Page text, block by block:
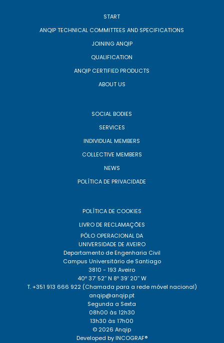
START
ANQIP TECHNICAL COMMITTEES AND SPECIFICATIONS
JOINING ANQIP
QUALIFICATION
ANQIP CERTIFIED PRODUCTS
ABOUT US
SOCIAL BODIES
SERVICES
INDIVIDUAL MEMBERS
COLLECTIVE MEMBERS
NEWS
POLÍTICA DE PRIVACIDADE
POLÍTICA DE COOKIES
LIVRO DE RECLAMAÇÕES
PÓLO OPERACIONAL DA
UNIVERSIDADE DE AVEIRO
Departamento de Engenharia Civil
Campus Universitário de Santiago
3810 - 193 Aveiro
40º 37’ 52’’ N 8º 39’ 20’’ W
T. +351 913 666 922 (Chamada para a rede móvel nacional)
anqip@anqip.pt
Segunda a Sexta
08h00 às 12h30
13h30 às 17h00
© 2026 Anqip
Developed byINCOGRAF®